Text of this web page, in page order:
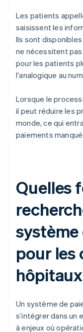
Les patients
saisissent les
Ils sont
ne nécessitent
pour les patients
l'analogique au
Lorsque le
il peut réduire les
monde, ce qui
paiements
Quelles
pour les
Un système de
s’intégrer dans
à enjeux où